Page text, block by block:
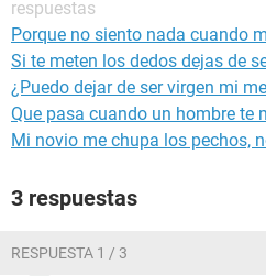
respuestas
Porque no siento nada cuando
Si te meten los dedos dejas de
¿Puedo dejar de ser virgen mi
Que pasa cuando un hombre te
Mi novio me chupa los pechos,
3 respuestas
RESPUESTA 1 / 3